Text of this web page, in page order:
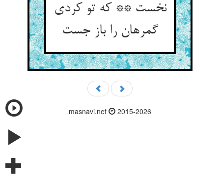
نخست ** که تو کردی
گمرهان را باز جست‏
masnavi.net 2015-2026